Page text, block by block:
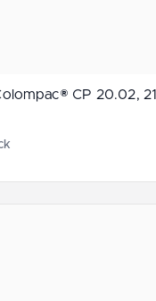
C­P 20­.02­,
A6, 152 x 104 x 46